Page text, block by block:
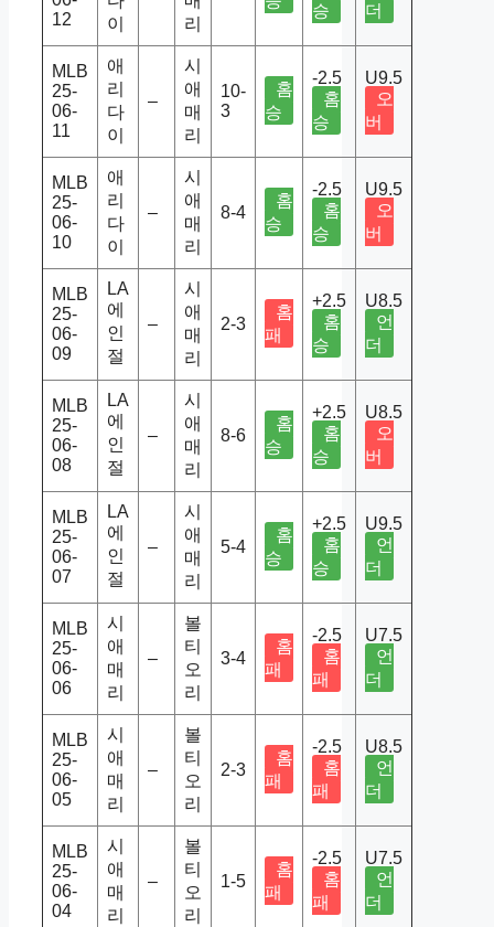
12
이
리
승 더
MLB
25-
06-
11
애
리
다
이
–
시
애
매
리
10-
3
홈
승
-2.5
홈
승
U9.5
오
버
MLB
25-
06-
10
애
리
다
이
–
시
애
매
리
8-4
홈
승
-2.5
홈
승
U9.5
오
버
MLB
25-
06-
09
LA
에
인
절
–
시
애
매
리
2-3
홈
패
+2.5
홈
승
U8.5
언
더
MLB
25-
06-
08
LA
에
인
절
–
시
애
매
리
8-6
홈
승
+2.5
홈
승
U8.5
오
버
MLB
25-
06-
07
LA
에
인
절
–
시
애
매
리
5-4
홈
승
+2.5
홈
승
U9.5
언
더
MLB
25-
06-
06
시
애
매
리
–
볼
티
오
리
3-4
홈
패
-2.5
홈
패
U7.5
언
더
MLB
25-
06-
05
시
애
매
리
–
볼
티
오
리
2-3
홈
패
-2.5
홈
패
U8.5
언
더
MLB
25-
06-
04
시
애
매
리
–
볼
티
오
리
1-5
홈
패
-2.5
홈
패
U7.5
언
더